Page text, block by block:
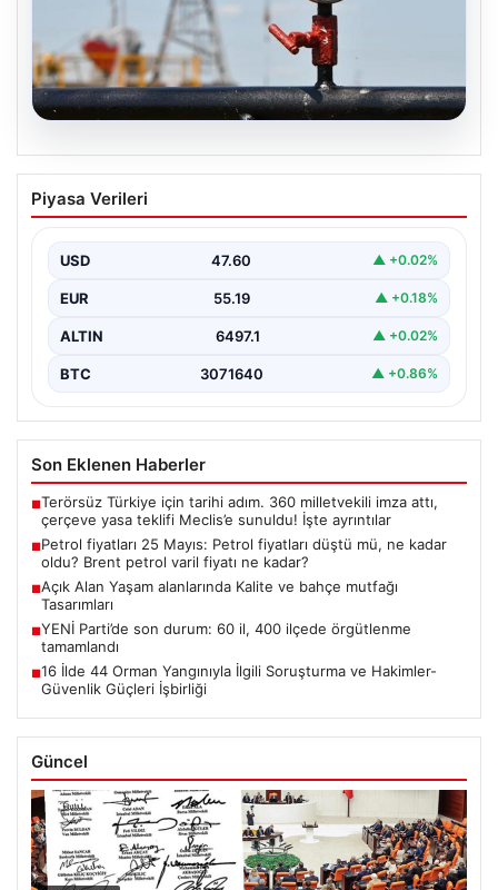
Petrol fiyatları 25 Mayıs: Petrol fiyatları
düştü mü, ne kadar oldu? Brent petrol
Piyasa Verileri
USD 47.60 ▲ +0.02%
EUR 55.19 ▲ +0.18%
ALTIN 6497.1 ▲ +0.02%
BTC 3071640 ▲ +0.86%
Son Eklenen Haberler
■Terörsüz Türkiye için tarihi adım. 360 milletvekili imza attı,
çerçeve yasa teklifi Meclis’e sunuldu! İşte ayrıntılar
■Petrol fiyatları 25 Mayıs: Petrol fiyatları düştü mü, ne kadar
oldu? Brent petrol varil fiyatı ne kadar?
■Açık Alan Yaşam alanlarında Kalite ve bahçe mutfağı
Tasarımları
■YENİ Parti’de son durum: 60 il, 400 ilçede örgütlenme
tamamlandı
■16 İlde 44 Orman Yangınıyla İlgili Soruşturma ve Hakimler-
Güvenlik Güçleri İşbirliği
Güncel